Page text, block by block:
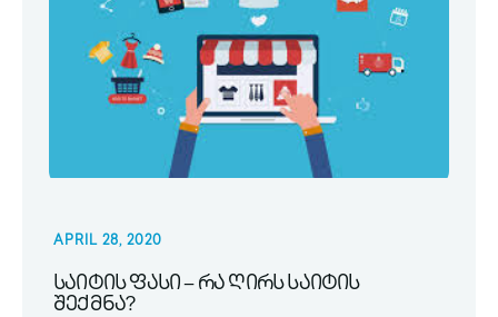
APRIL 28, 2020
საიტის ფასი – რა ღირს საიტის
შექმნა?